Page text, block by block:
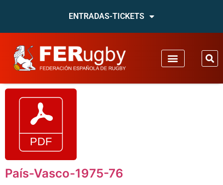
ENTRADAS-TICKETS
País-Vasco-1975-76